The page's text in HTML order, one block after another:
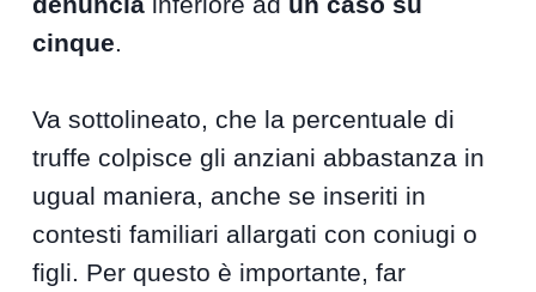
cinque.
Va sottolineato, che la percentuale di
truffe colpisce gli anziani abbastanza in
ugual maniera, anche se inseriti in
contesti familiari allargati con coniugi o
figli. Per questo è importante, far